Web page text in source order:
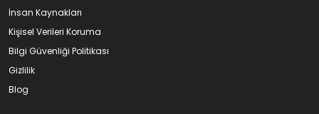
İnsan Kaynakları
Kişisel Verileri Koruma
Bilgi Güvenliği Politikası
Gizlilik
Blog